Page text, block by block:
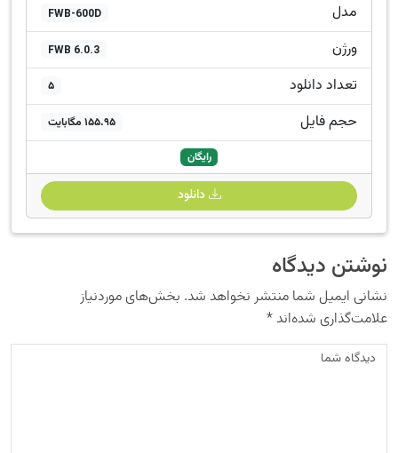
مدل FWB-600D
ورژن FWB 6.0.3
تعداد دانلود 5
حجم فایل 155.95 مگابایت
رایگان
دانلود
نوشتن دیدگاه
نشانی ایمیل شما منتشر نخواهد شد. بخش‌های موردنیاز
علامت‌گذاری شده‌اند*